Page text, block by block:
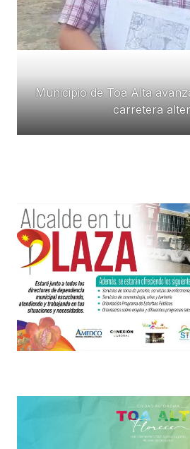
Municipio de Toa Alta
carretera